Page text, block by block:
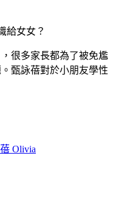
給女女？
很多家長都為了被免尷
甄詠蓓對於小朋友學性
Olivia